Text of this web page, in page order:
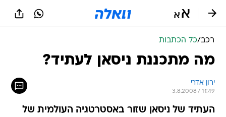
רכב/כל הכתבות
מה מתכננת ניסאן לעתיד?
ירון אדרי
3.8.2008 / 11:49
העתיד של ניסאן שזור באסטרטגיה העולמית של